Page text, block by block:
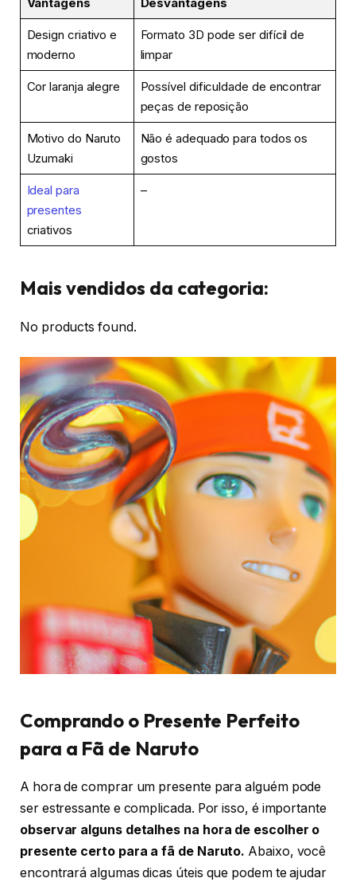
Design criativo e
moderno
Formato 3D pode ser difícil de
limpar
Cor laranja alegre
Possível dificuldade de encontrar
peças de reposição
Motivo do Naruto
Uzumaki
Não é adequado para todos os
gostos
Ideal para
presentes
criativos
–
Mais vendidos da categoria:
No products found.
Comprando o Presente Perfeito
para a Fã de Naruto
A hora de comprar um presente para alguém pode
ser estressante e complicada. Por isso, é importante
observar alguns detalhes na hora de escolher o
presente certo para a fã de Naruto. Abaixo, você
encontrará algumas dicas úteis que podem te ajudar